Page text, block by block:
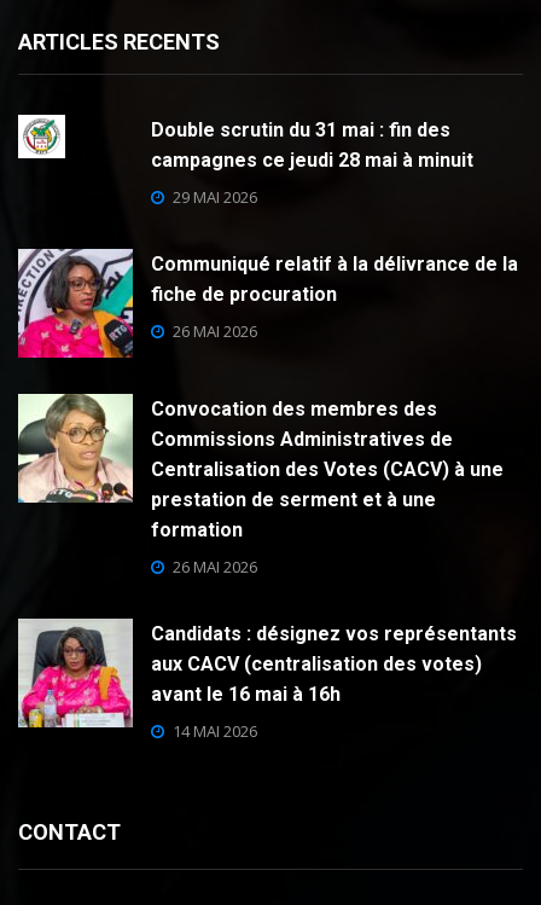
ARTICLES RECENTS
Double scrutin du 31 mai : fin des
campagnes ce jeudi 28 mai à minuit
29 MAI 2026
Communiqué relatif à la délivrance de la
fiche de procuration
26 MAI 2026
Convocation des membres des
Commissions Administratives de
Centralisation des Votes (CACV) à une
prestation de serment et à une
formation
26 MAI 2026
Candidats : désignez vos représentants
aux CACV (centralisation des votes)
avant le 16 mai à 16h
14 MAI 2026
CONTACT